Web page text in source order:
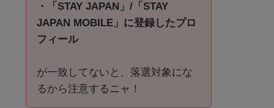
・「STAY JAPAN」/「STAY
JAPAN MOBILE」に登録したプロ
フィール
が一致してないと、落選対象にな
るから注意するニャ！